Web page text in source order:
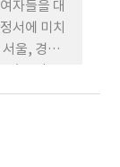
자들을 대
서에 미치
울, 경기지
, 독립표본
중다
을 실시하
남성보다